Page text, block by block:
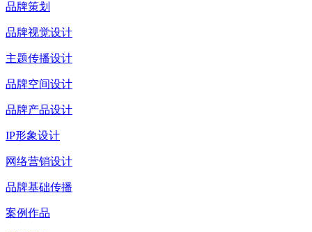
品牌策划
品牌视觉设计
主题传播设计
品牌空间设计
品牌产品设计
IP形象设计
网络营销设计
品牌基础传播
案例作品